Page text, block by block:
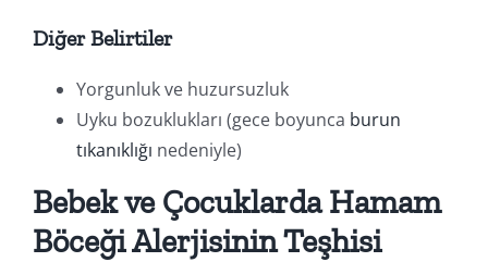
Diğer Belirtiler
Yorgunluk ve huzursuzluk
Uyku bozuklukları (gece boyunca burun
tıkanıklığı nedeniyle)
Bebek ve Çocuklarda Hamam
Böceği Alerjisinin Teşhisi